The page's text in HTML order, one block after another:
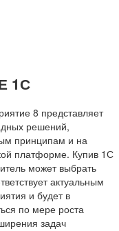
1С
8 представляет
решений,
принципам и на
платформе. Купив 1С
может выбрать
актуальным
и будет в
по мере роста
задач